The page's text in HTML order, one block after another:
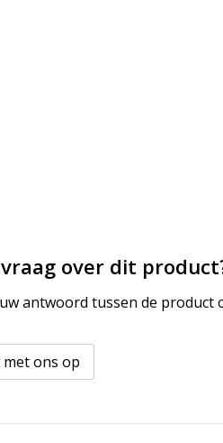
over dit
antwoord tussen de product
ons op